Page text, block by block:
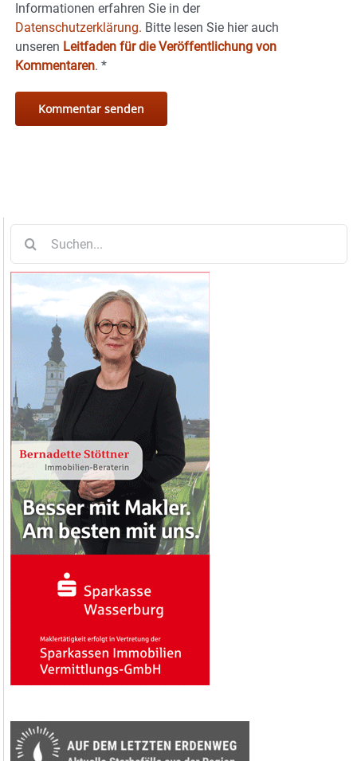
Informationen erfahren Sie in der
Datenschutzerklärung. Bitte lesen Sie hier auch
unseren Leitfaden für die Veröffentlichung von
Kommentaren. *
nach: